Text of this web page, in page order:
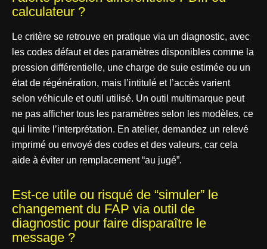
calculateur ?
Le critère se retrouve en pratique via un diagnostic, avec
les codes défaut et des paramètres disponibles comme la
pression différentielle, une charge de suie estimée ou un
état de régénération, mais l’intitulé et l’accès varient
selon véhicule et outil utilisé. Un outil multimarque peut
ne pas afficher tous les paramètres selon les modèles, ce
qui limite l’interprétation. En atelier, demandez un relevé
imprimé ou envoyé des codes et des valeurs, car cela
aide à éviter un remplacement “au jugé”.
Est-ce utile ou risqué de “simuler” le
changement du FAP via outil de
diagnostic pour faire disparaître le
message ?